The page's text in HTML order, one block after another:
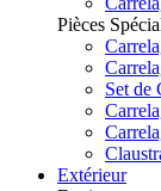
Pièces
Set de
Extérieur